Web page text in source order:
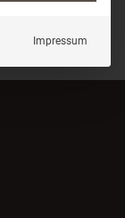
Impressum